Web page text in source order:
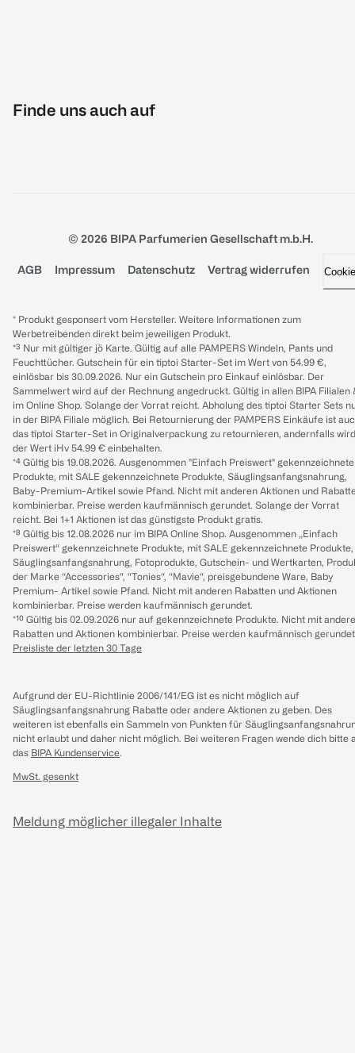
Finde uns auch auf
© 2026 BIPA Parfumerien Gesellschaft m.b.H.
AGB Impressum Datenschutz Vertrag widerrufen
* Produkt gesponsert vom Hersteller. Weitere Informationen zum
Werbetreibenden direkt beim jeweiligen Produkt.
*³ Nur mit gültiger jö Karte. Gültig auf alle PAMPERS Windeln, Pants und
Feuchttücher. Gutschein für ein tiptoi Starter-Set im Wert von 54.99 €,
einlösbar bis 30.09.2026. Nur ein Gutschein pro Einkauf einlösbar. Der
Sammelwert wird auf der Rechnung angedruckt. Gültig in allen BIPA Filialen
im Online Shop. Solange der Vorrat reicht. Abholung des tiptoi Starter Sets
in der BIPA Filiale möglich. Bei Retournierung der PAMPERS Einkäufe ist
das tiptoi Starter-Set in Originalverpackung zu retournieren, andernfalls wird
der Wert iHv 54.99 € einbehalten.
*⁴ Gültig bis 19.08.2026. Ausgenommen "Einfach Preiswert" gekennzeichnete
Produkte, mit SALE gekennzeichnete Produkte, Säuglingsanfangsnahrung,
Baby-Premium-Artikel sowie Pfand. Nicht mit anderen Aktionen und
kombinierbar. Preise werden kaufmännisch gerundet. Solange der Vorrat
reicht. Bei 1+1 Aktionen ist das günstigste Produkt gratis.
*⁸ Gültig bis 12.08.2026 nur im BIPA Online Shop. Ausgenommen „Einfach
Preiswert“ gekennzeichnete Produkte, mit SALE gekennzeichnete Produkte,
Säuglingsanfangsnahrung, Fotoprodukte, Gutschein- und Wertkarten,
der Marke “Accessories“, “Tonies“, “Mavie“, preisgebundene Ware, Baby
Premium- Artikel sowie Pfand. Nicht mit anderen Rabatten und Aktionen
kombinierbar. Preise werden kaufmännisch gerundet.
*¹⁰ Gültig bis 02.09.2026 nur auf gekennzeichnete Produkte. Nicht mit
Rabatten und Aktionen kombinierbar. Preise werden kaufmännisch
Preisliste der letzten 30 Tage
Aufgrund der EU-Richtlinie 2006/141/EG ist es nicht möglich auf
Säuglingsanfangsnahrung Rabatte oder andere Aktionen zu geben. Des
weiteren ist ebenfalls ein Sammeln von Punkten für
nicht erlaubt und daher nicht möglich. Bei weiteren Fragen wende dich bitte
das BIPA Kundenservice.
MwSt. gesenkt
Meldung möglicher illegaler Inhalte